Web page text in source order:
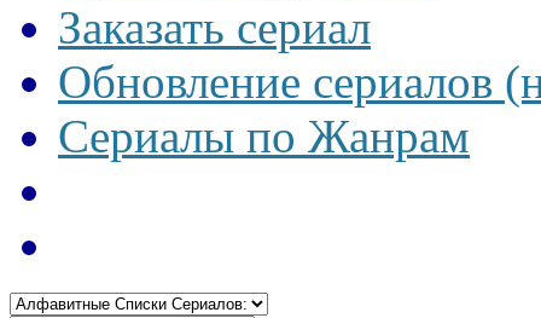
Заказать сериал
Обновление сериалов
Сериалы по Жанрам